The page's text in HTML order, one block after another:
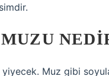
yiyecek. Muz gibi